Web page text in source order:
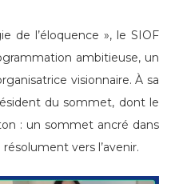
de l’éloquence », le SIOF
ambitieuse, un
visionnaire. À sa
du sommet, dont le
: un sommet ancré dans
vers l’avenir.